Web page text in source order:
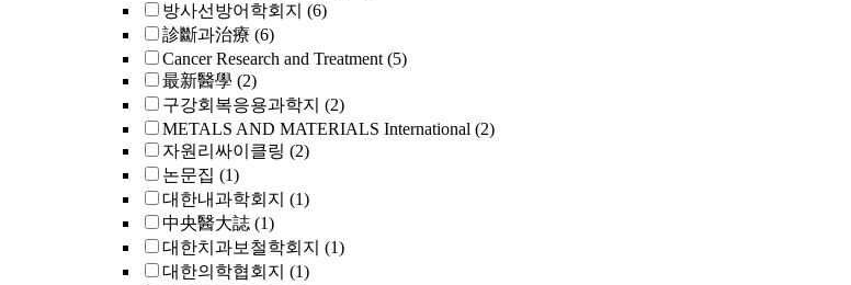
방사선방어학회지 (6)
診斷과治療 (6)
Cancer Research and Treatment (5)
最新醫學 (2)
구강회복응용과학지 (2)
METALS AND MATERIALS International (2)
자원리싸이클링 (2)
논문집 (1)
대한내과학회지 (1)
中央醫大誌 (1)
대한치과보철학회지 (1)
대한의학협회지 (1)